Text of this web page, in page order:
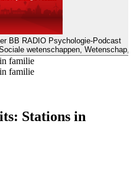
BB RADIO Psychologie-Podcast
wetenschappen, Wetenschap,
familie
familie
Stations in